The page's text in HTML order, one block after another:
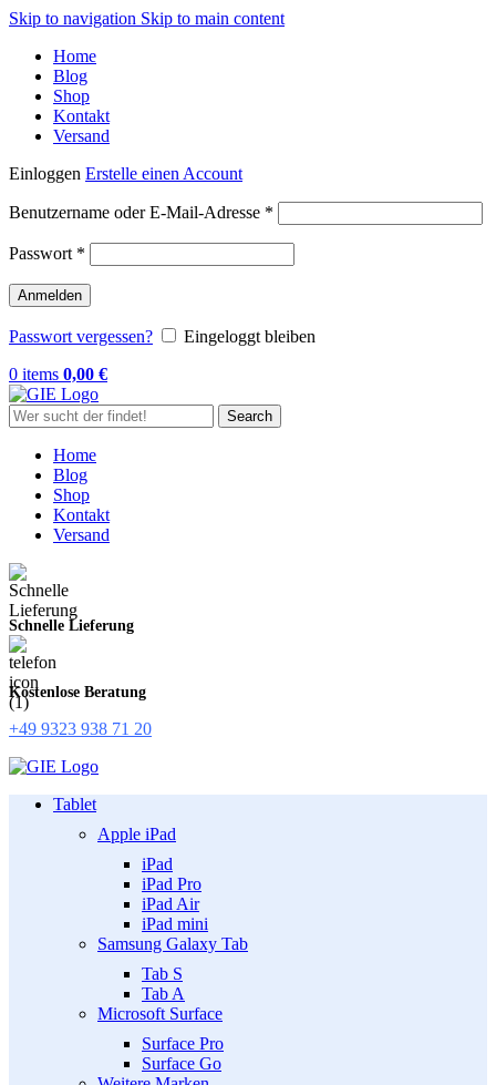
Skip to navigation Skip to main content
Home
Blog
Shop
Kontakt
Versand
Einloggen Erstelle einen Account
Benutzername oder E-Mail-Adresse *
Passwort *
Anmelden
Passwort vergessen?
Eingeloggt bleiben
0 items 0,00 €
Search
Home
Blog
Shop
Kontakt
Versand
Schnelle Lieferung
Kostenlose Beratung
+49 9323 938 71 20
Tablet
Apple iPad
iPad
iPad Pro
iPad Air
iPad mini
Samsung Galaxy Tab
Tab S
Tab A
Microsoft Surface
Surface Pro
Surface Go